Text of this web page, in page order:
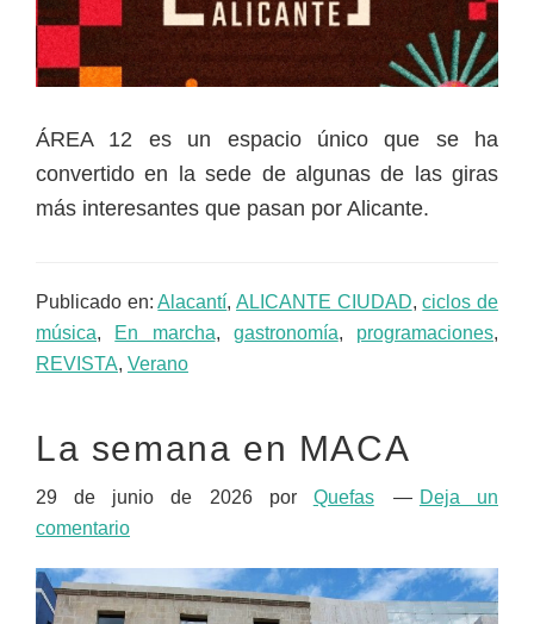
ÁREA 12 es un espacio único que se ha
convertido en la sede de algunas de las giras
más interesantes que pasan por Alicante.
Publicado en:Alacantí,ALICANTE CIUDAD,ciclos de
música, En marcha, gastronomía, programaciones,
REVISTA, Verano
La semana en MACA
29 de junio de 2026por Quefas
Deja un
comentario